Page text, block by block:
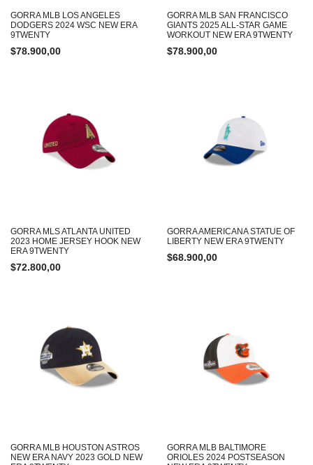
GORRA MLB LOS ANGELES
DODGERS 2024 WSC NEW ERA
9TWENTY
$78.900,00
GORRA MLB SAN FRANCISCO
GIANTS 2025 ALL-STAR GAME
WORKOUT NEW ERA 9TWENTY
$78.900,00
GORRA MLS ATLANTA UNITED
2023 HOME JERSEY HOOK NEW
ERA 9TWENTY
$72.800,00
GORRA AMERICANA STATUE OF
LIBERTY NEW ERA 9TWENTY
$68.900,00
GORRA MLB HOUSTON ASTROS
NEW ERA NAVY 2023 GOLD NEW
GORRA MLB BALTIMORE
ORIOLES 2024 POSTSEASON